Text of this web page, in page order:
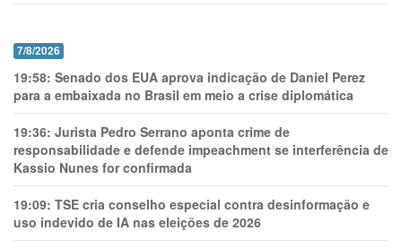
7/8/2026
19:58: Senado dos EUA aprova indicação de Daniel Perez
para a embaixada no Brasil em meio a crise diplomática
19:36: Jurista Pedro Serrano aponta crime de
responsabilidade e defende impeachment se interferência de
Kassio Nunes for confirmada
19:09: TSE cria conselho especial contra desinformação e
uso indevido de IA nas eleições de 2026